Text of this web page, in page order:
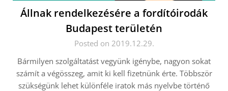
Állnak rendelkezésére a fordítóirodák
Budapest területén
Posted on 2019.12.29.
Bármilyen szolgáltatást vegyünk igénybe, nagyon sokat
számít a végösszeg, amit ki kell fizetnünk érte. Többször
szükségünk lehet különféle iratok más nyelvbe történő